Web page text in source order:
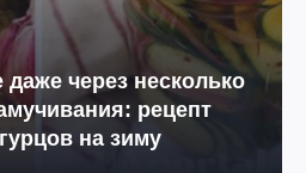
через несколько
рецепт
на зиму